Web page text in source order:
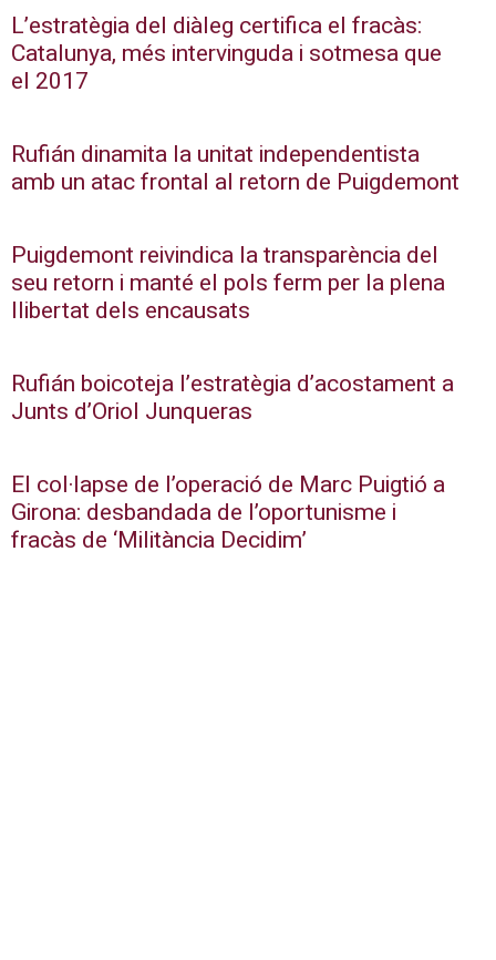
L’estratègia del diàleg certifica el fracàs:
Catalunya, més intervinguda i sotmesa que
el 2017
Rufián dinamita la unitat independentista
amb un atac frontal al retorn de Puigdemont
Puigdemont reivindica la transparència del
seu retorn i manté el pols ferm per la plena
llibertat dels encausats
Rufián boicoteja l’estratègia d’acostament a
Junts d’Oriol Junqueras
El col·lapse de l’operació de Marc Puigtió a
Girona: desbandada de l’oportunisme i
fracàs de ‘Militància Decidim’